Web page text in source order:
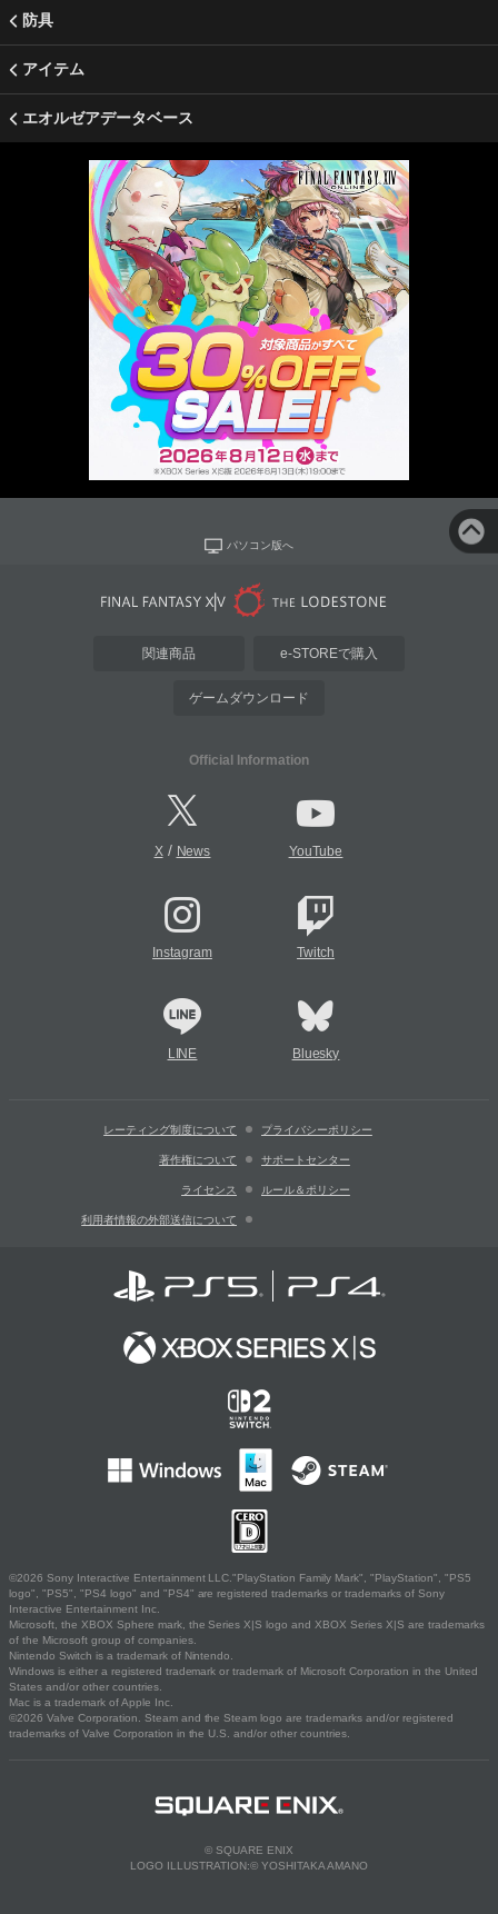
防具
アイテム
エオルゼアデータベース
パソコン版へ
関連商品 e-STOREで購入
ゲームダウンロード
Official Information
X/ News YouTube
Instagram Twitch
LINE Bluesky
レーティング制度について プライバシーポリシー
著作権について サポートセンター
ライセンス ルール＆ポリシー
利用者情報の外部送信について
©2026 Sony Interactive Entertainment LLC."PlayStation Family Mark", "PlayStation", "PS5
logo", "PS5", "PS4 logo" and "PS4" are registered trademarks or trademarks of Sony
Interactive Entertainment Inc.
Microsoft, the XBOX Sphere mark, the Series X|S logo and XBOX Series X|S are trademarks
of the Microsoft group of companies.
Nintendo Switch is a trademark of Nintendo.
Windows is either a registered trademark or trademark of Microsoft Corporation in the United
States and/or other countries.
Mac is a trademark of Apple Inc.
©2026 Valve Corporation. Steam and the Steam logo are trademarks and/or registered
trademarks of Valve Corporation in the U.S. and/or other countries.
© SQUARE ENIX
LOGO ILLUSTRATION:© YOSHITAKA AMANO